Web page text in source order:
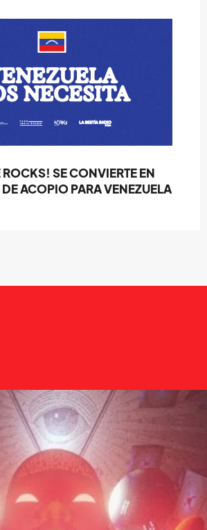
SE CONVIERTE EN
ACOPIO PARA VENEZUELA